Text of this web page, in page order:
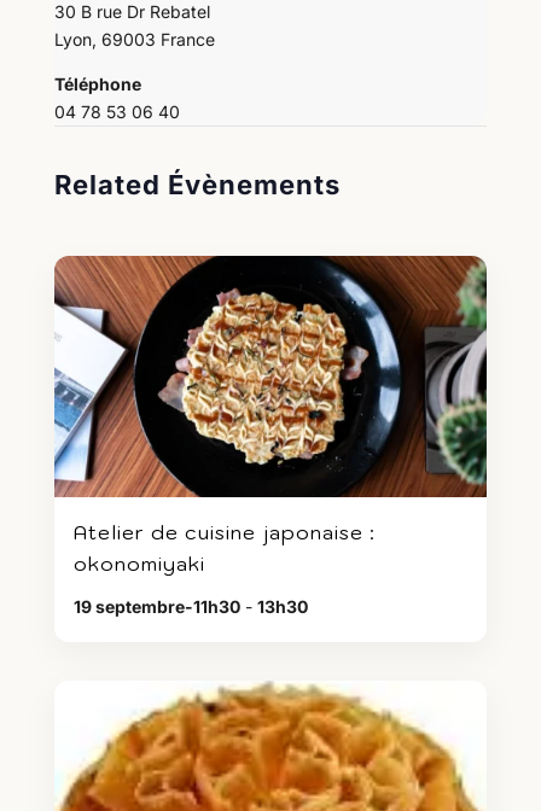
30 B rue Dr Rebatel
Lyon, 69003 France
Téléphone
04 78 53 06 40
Related Évènements
Atelier de cuisine japonaise :
okonomiyaki
19 septembre-11h30- 13h30